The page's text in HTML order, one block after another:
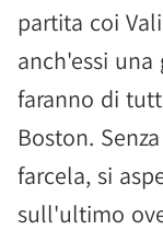
partita coi
anch'essi
faranno di
Boston.
farcela, si
sull'ultimo